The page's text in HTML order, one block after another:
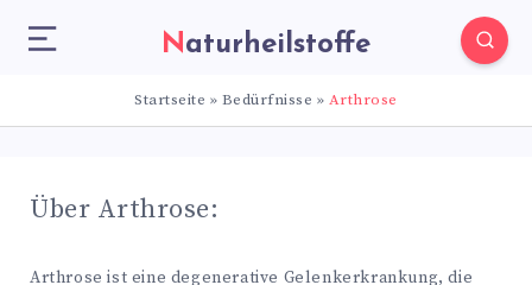
Naturheilstoffe
Startseite » Bedürfnisse » Arthrose
Über Arthrose:
Arthrose ist eine degenerative Gelenkerkrankung, die